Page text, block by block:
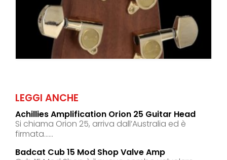
LEGGI ANCHE
Achillies Amplification Orion 25 Guitar Head
Si chiama Orion 25, arriva dall’Australia ed è
firmata......
Badcat Cub 15 Mod Shop Valve Amp